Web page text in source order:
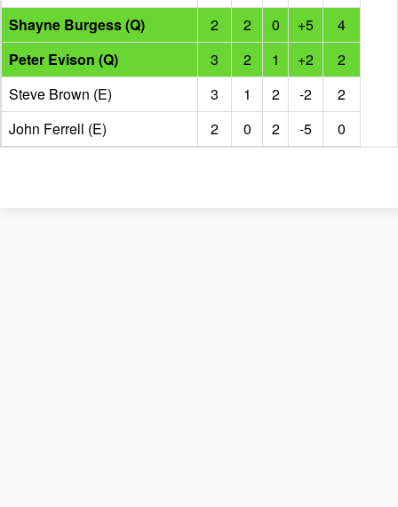
Shayne Burgess (Q) 2 2 0 +5
4
Peter Evison (Q)
3 2 1 +2
2
Steve Brown (E)
3 1 2 -2
2
John Ferrell (E)
2 0 2 -5 0